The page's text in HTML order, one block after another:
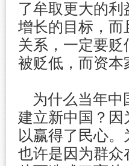
了牟取更大的
增长的目标，而
关系，一定要
被贬低，而资本
为什么当年中
建立新中国？
以赢得了民心
也许是因为群众